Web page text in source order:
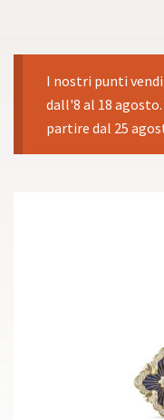
I nostri punti
dall'8 al 18
partire dal 25